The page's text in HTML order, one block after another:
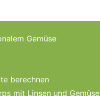
Gemüse
berechnen
mit Linsen und Gemüse